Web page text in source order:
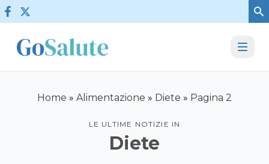
Vai al contenuto
LE ULTIME NOTIZIE IN
Diete
Home » Alimentazione » Diete » Pagina 2